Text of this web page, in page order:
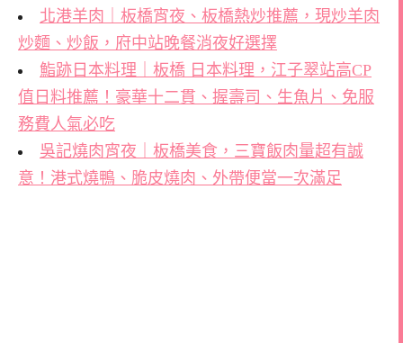
北港羊肉｜板橋宵夜、板橋熱炒推薦，現炒羊肉
炒麵、炒飯，府中站晚餐消夜好選擇
鮨跡日本料理｜板橋 日本料理，江子翠站高CP
值日料推薦！豪華十二貫、握壽司、生魚片、免服
務費人氣必吃
吳記燒肉宵夜｜板橋美食，三寶飯肉量超有誠
意！港式燒鴨、脆皮燒肉、外帶便當一次滿足